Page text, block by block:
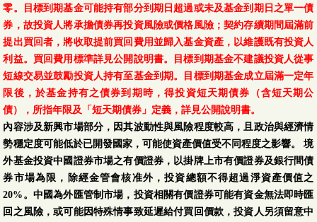
零。目標到期基金可能持有部分到期日超過或未及基金到期日之單一債
券，故投資人將承擔債券再投資風險或價格風險；契約存續期間屆滿前
提出買回者，將收取提前買回費用並歸入基金資產，以維護既有投資人
利益。買回費用標準詳見公開說明書。目標到期基金不建議投資人從事
短線交易並鼓勵投資人持有至基金到期。目標到期基金成立屆滿一定年
限後，於基金持有之債券到期時，得投資短天期債券（含短天期公
債），所指年限及「短天期債券」定義，詳見公開說明書。
內容涉及新興市場部分，因其波動性與風險程度較高，且政治與經濟情
勢穩定度可能低於已開發國家，可能使資產價值受不同程度之影響。 境
外基金投資中國證券市場之有價證券，以掛牌上市有價證券及銀行間債
券市場為限，除經金管會核准外，投資總額不得超過淨資產價值之
20%。中國為外匯管制市場，投資相關有價證券可能有資金無法即時匯
回之風險，或可能因特殊情事致延遲給付買回價款，投資人另須留意中